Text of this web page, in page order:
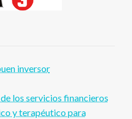
inversor
los servicios financieros
y terapéutico para